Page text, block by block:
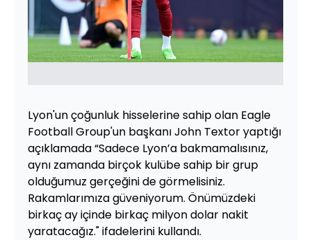
Lyon'un çoğunluk hisselerine sahip olan Eagle
Football Group'un başkanı John Textor yaptığı
açıklamada “Sadece Lyon’a bakmamalısınız,
aynı zamanda birçok kulübe sahip bir grup
olduğumuz gerçeğini de görmelisiniz.
Rakamlarımıza güveniyorum. Önümüzdeki
birkaç ay içinde birkaç milyon dolar nakit
yaratacağız." ifadelerini kullandı.